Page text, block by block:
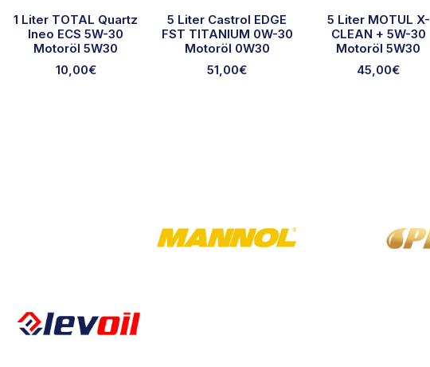
1 Liter TOTAL Quartz
Ineo ECS 5W-30
Motoröl 5W30
10,00€
5 Liter Castrol EDGE
FST TITANIUM 0W-30
Motoröl 0W30
51,00€
5 Liter MOTUL X-
CLEAN + 5W-30
Motoröl 5W30
45,00€